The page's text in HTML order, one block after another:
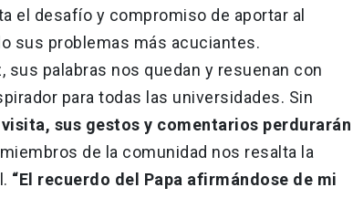
el desafío y compromiso de aportar al
sus problemas más acuciantes.
palabras nos quedan y resuenan con
para todas las universidades. Sin
sus gestos y comentarios perdurarán
de la comunidad nos resalta la
“El recuerdo del Papa afirmándose de mi